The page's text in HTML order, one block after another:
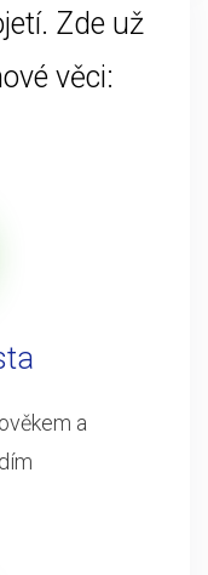
Zde už
věci:
a